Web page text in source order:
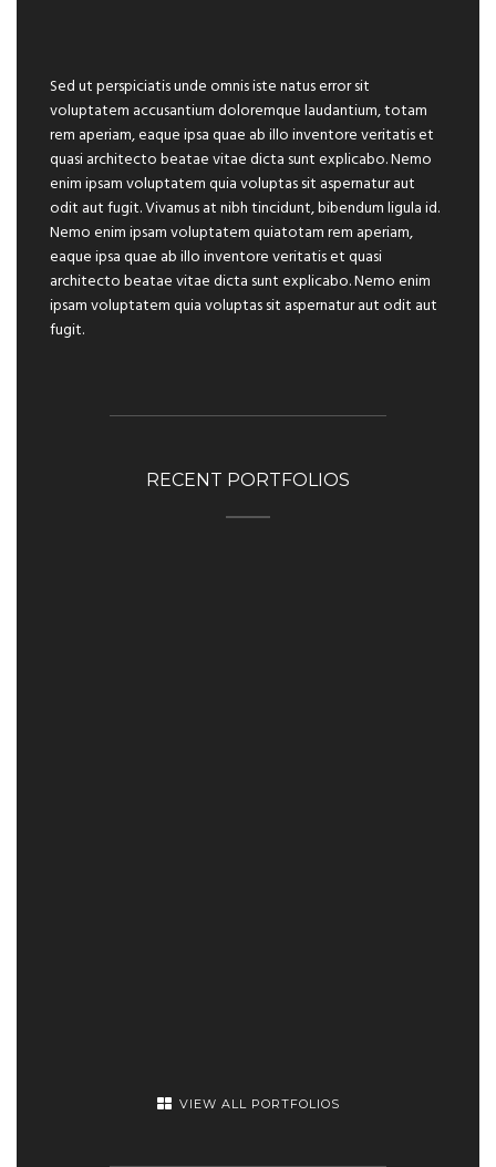
Sed ut perspiciatis unde omnis iste natus error sit
voluptatem accusantium doloremque laudantium, totam
rem aperiam, eaque ipsa quae ab illo inventore veritatis et
quasi architecto beatae vitae dicta sunt explicabo. Nemo
enim ipsam voluptatem quia voluptas sit aspernatur aut
odit aut fugit. Vivamus at nibh tincidunt, bibendum ligula id.
Nemo enim ipsam voluptatem quiatotam rem aperiam,
eaque ipsa quae ab illo inventore veritatis et quasi
architecto beatae vitae dicta sunt explicabo. Nemo enim
ipsam voluptatem quia voluptas sit aspernatur aut odit aut
fugit.
RECENT PORTFOLIOS
VIEW ALL PORTFOLIOS